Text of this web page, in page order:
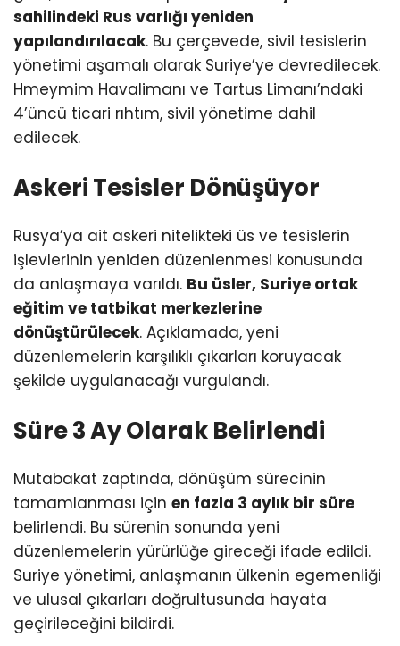
sahilindeki Rus varlığı yeniden
yapılandırılacak. Bu çerçevede, sivil tesislerin
yönetimi aşamalı olarak Suriye’ye devredilecek.
Hmeymim Havalimanı ve Tartus Limanı’ndaki
4’üncü ticari rıhtım, sivil yönetime dahil
edilecek.
Askeri Tesisler Dönüşüyor
Rusya’ya ait askeri nitelikteki üs ve tesislerin
işlevlerinin yeniden düzenlenmesi konusunda
da anlaşmaya varıldı. Bu üsler, Suriye ortak
eğitim ve tatbikat merkezlerine
dönüştürülecek. Açıklamada, yeni
düzenlemelerin karşılıklı çıkarları koruyacak
şekilde uygulanacağı vurgulandı.
Süre 3 Ay Olarak Belirlendi
Mutabakat zaptında, dönüşüm sürecinin
tamamlanması için en fazla 3 aylık bir süre
belirlendi. Bu sürenin sonunda yeni
düzenlemelerin yürürlüğe gireceği ifade edildi.
Suriye yönetimi, anlaşmanın ülkenin egemenliği
ve ulusal çıkarları doğrultusunda hayata
geçirileceğini bildirdi.